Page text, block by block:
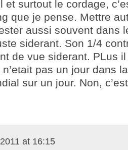
et surtout le cordage,
que je pense. Mettre
aussi souvent dans
siderant. Son 1/4
de vue siderant. PLus
pas un jour dans
sur un jour. Non,
at 16:15